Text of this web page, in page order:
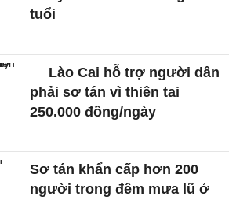
tuổi
Lào Cai hỗ trợ người dân
phải sơ tán vì thiên tai
250.000 đồng/ngày
Sơ tán khẩn cấp hơn 200
người trong đêm mưa lũ ở